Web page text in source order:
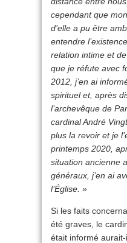
cependant que
d’elle a pu être
entendre
relation intime et
que je réfute avec
2012, j’en ai
spirituel et, après
l’archevêque de
cardinal André
plus la revoir et je
printemps 2020,
situation ancienne
généraux, j’en ai
l’Église. »
Si les faits
été graves, le
était informé